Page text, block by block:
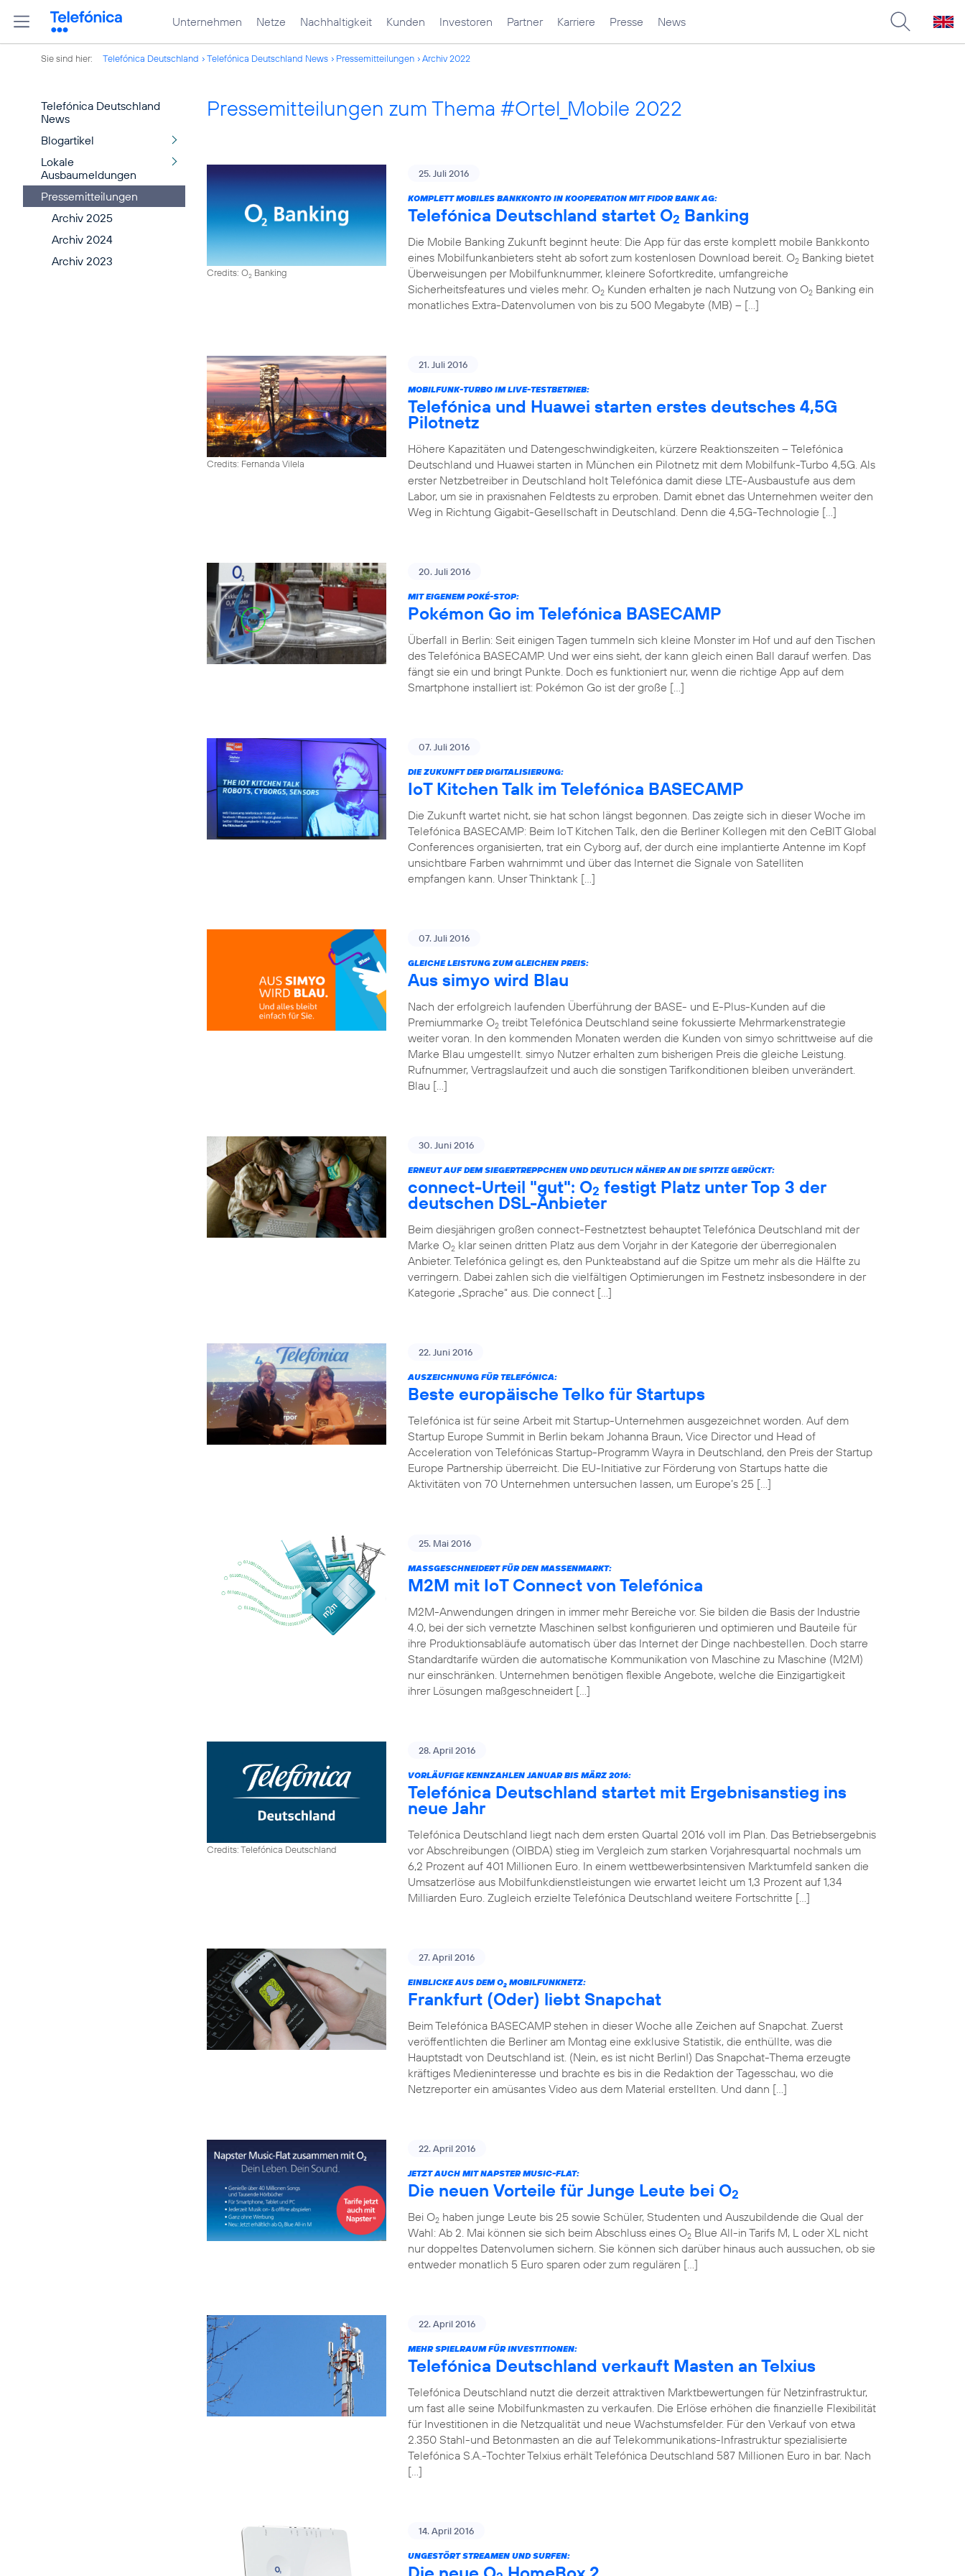
Unternehmen Netze Nachhaltigkeit Kunden Investoren Partner Karriere Presse News
Sie sind hier: Telefónica Deutschland Telefónica Deutschland News Pressemitteilungen Archiv 2022
Telefónica Deutschland
News
Blogartikel
Lokale
Ausbaumeldungen
Pressemitteilungen
Archiv 2025
Archiv 2024
Archiv 2023
Pressemitteilungen zum Thema #Ortel_Mobile 2022
Credits: O2 Banking
25. Juli 2016
KOMPLETT MOBILES BANKKONTO IN KOOPERATION MIT FIDOR BANK AG:
Telefónica Deutschland startet O2 Banking
Die Mobile Banking Zukunft beginnt heute: Die App für das erste komplett mobile Bankkonto
eines Mobilfunkanbieters steht ab sofort zum kostenlosen Download bereit. O2 Banking bietet
Überweisungen per Mobilfunknummer, kleinere Sofortkredite, umfangreiche
Sicherheitsfeatures und vieles mehr. O2 Kunden erhalten je nach Nutzung von O2 Banking ein
monatliches Extra-Datenvolumen von bis zu 500 Megabyte (MB) – […]
Credits: Fernanda Vilela
21. Juli 2016
MOBILFUNK-TURBO IM LIVE-TESTBETRIEB:
Telefónica und Huawei starten erstes deutsches 4,5G
Pilotnetz
Höhere Kapazitäten und Datengeschwindigkeiten, kürzere Reaktionszeiten – Telefónica
Deutschland und Huawei starten in München ein Pilotnetz mit dem Mobilfunk-Turbo 4,5G. Als
erster Netzbetreiber in Deutschland holt Telefónica damit diese LTE-Ausbaustufe aus dem
Labor, um sie in praxisnahen Feldtests zu erproben. Damit ebnet das Unternehmen weiter den
Weg in Richtung Gigabit-Gesellschaft in Deutschland. Denn die 4,5G-Technologie […]
20. Juli 2016
MIT EIGENEM POKÉ-STOP:
Pokémon Go im Telefónica BASECAMP
Überfall in Berlin: Seit einigen Tagen tummeln sich kleine Monster im Hof und auf den Tischen
des Telefónica BASECAMP. Und wer eins sieht, der kann gleich einen Ball darauf werfen. Das
fängt sie ein und bringt Punkte. Doch es funktioniert nur, wenn die richtige App auf dem
Smartphone installiert ist: Pokémon Go ist der große […]
07. Juli 2016
DIE ZUKUNFT DER DIGITALISIERUNG:
IoT Kitchen Talk im Telefónica BASECAMP
Die Zukunft wartet nicht, sie hat schon längst begonnen. Das zeigte sich in dieser Woche im
Telefónica BASECAMP: Beim IoT Kitchen Talk, den die Berliner Kollegen mit den CeBIT Global
Conferences organisierten, trat ein Cyborg auf, der durch eine implantierte Antenne im Kopf
unsichtbare Farben wahrnimmt und über das Internet die Signale von Satelliten
empfangen kann. Unser Thinktank […]
07. Juli 2016
GLEICHE LEISTUNG ZUM GLEICHEN PREIS:
Aus simyo wird Blau
Nach der erfolgreich laufenden Überführung der BASE- und E-Plus-Kunden auf die
Premiummarke O2 treibt Telefónica Deutschland seine fokussierte Mehrmarkenstrategie
weiter voran. In den kommenden Monaten werden die Kunden von simyo schrittweise auf die
Marke Blau umgestellt. simyo Nutzer erhalten zum bisherigen Preis die gleiche Leistung.
Rufnummer, Vertragslaufzeit und auch die sonstigen Tarifkonditionen bleiben unverändert.
Blau […]
30. Juni 2016
ERNEUT AUF DEM SIEGERTREPPCHEN UND DEUTLICH NÄHER AN DIE SPITZE GERÜCKT:
connect-Urteil "gut": O2 festigt Platz unter Top 3 der
deutschen DSL-Anbieter
Beim diesjährigen großen connect-Festnetztest behauptet Telefónica Deutschland mit der
Marke O2 klar seinen dritten Platz aus dem Vorjahr in der Kategorie der überregionalen
Anbieter. Telefónica gelingt es, den Punkteabstand auf die Spitze um mehr als die Hälfte zu
verringern. Dabei zahlen sich die vielfältigen Optimierungen im Festnetz insbesondere in der
Kategorie „Sprache“ aus. Die connect […]
22. Juni 2016
AUSZEICHNUNG FÜR TELEFÓNICA:
Beste europäische Telko für Startups
Telefónica ist für seine Arbeit mit Startup-Unternehmen ausgezeichnet worden. Auf dem
Startup Europe Summit in Berlin bekam Johanna Braun, Vice Director und Head of
Acceleration von Telefónicas Startup-Programm Wayra in Deutschland, den Preis der Startup
Europe Partnership überreicht. Die EU-Initiative zur Förderung von Startups hatte die
Aktivitäten von 70 Unternehmen untersuchen lassen, um Europe’s 25 […]
25. Mai 2016
MASSGESCHNEIDERT FÜR DEN MASSENMARKT:
M2M mit IoT Connect von Telefónica
M2M-Anwendungen dringen in immer mehr Bereiche vor. Sie bilden die Basis der Industrie
4.0, bei der sich vernetzte Maschinen selbst konfigurieren und optimieren und Bauteile für
ihre Produktionsabläufe automatisch über das Internet der Dinge nachbestellen. Doch starre
Standardtarife würden die automatische Kommunikation von Maschine zu Maschine (M2M)
nur einschränken. Unternehmen benötigen flexible Angebote, welche die Einzigartigkeit
ihrer Lösungen maßgeschneidert […]
Credits: Telefónica Deutschland
28. April 2016
VORLÄUFIGE KENNZAHLEN JANUAR BIS MÄRZ 2016:
Telefónica Deutschland startet mit Ergebnisanstieg ins
neue Jahr
Telefónica Deutschland liegt nach dem ersten Quartal 2016 voll im Plan. Das Betriebsergebnis
vor Abschreibungen (OIBDA) stieg im Vergleich zum starken Vorjahresquartal nochmals um
6,2 Prozent auf 401 Millionen Euro. In einem wettbewerbsintensiven Marktumfeld sanken die
Umsatzerlöse aus Mobilfunkdienstleistungen wie erwartet leicht um 1,3 Prozent auf 1,34
Milliarden Euro. Zugleich erzielte Telefónica Deutschland weitere Fortschritte […]
27. April 2016
EINBLICKE AUS DEM O2 MOBILFUNKNETZ:
Frankfurt (Oder) liebt Snapchat
Beim Telefónica BASECAMP stehen in dieser Woche alle Zeichen auf Snapchat. Zuerst
veröffentlichten die Berliner am Montag eine exklusive Statistik, die enthüllte, was die
Hauptstadt von Deutschland ist. (Nein, es ist nicht Berlin!) Das Snapchat-Thema erzeugte
kräftiges Medieninteresse und brachte es bis in die Redaktion der Tagesschau, wo die
Netzreporter ein amüsantes Video aus dem Material erstellten. Und dann […]
22. April 2016
JETZT AUCH MIT NAPSTER MUSIC-FLAT:
Die neuen Vorteile für Junge Leute bei O2
Bei O2 haben junge Leute bis 25 sowie Schüler, Studenten und Auszubildende die Qual der
Wahl: Ab 2. Mai können sie sich beim Abschluss eines O2 Blue All-in Tarifs M, L oder XL nicht
nur doppeltes Datenvolumen sichern. Sie können sich darüber hinaus auch aussuchen, ob sie
entweder monatlich 5 Euro sparen oder zum regulären […]
22. April 2016
MEHR SPIELRAUM FÜR INVESTITIONEN:
Telefónica Deutschland verkauft Masten an Telxius
Telefónica Deutschland nutzt die derzeit attraktiven Marktbewertungen für Netzinfrastruktur,
um fast alle seine Mobilfunkmasten zu verkaufen. Die Erlöse erhöhen die finanzielle Flexibilität
für Investitionen in die Netzqualität und neue Wachstumsfelder. Für den Verkauf von etwa
2.350 Stahl-und Betonmasten an die auf Telekommunikations-Infrastruktur spezialisierte
Telefónica S.A.-Tochter Telxius erhält Telefónica Deutschland 587 Millionen Euro in bar. Nach
[…]
14. April 2016
UNGESTÖRT STREAMEN UND SURFEN: